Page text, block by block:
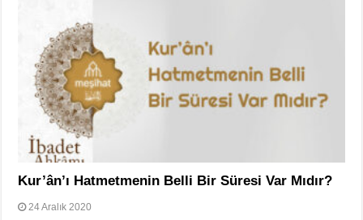
Kur’ân’ı Hatmetmenin Belli Bir Süresi Var Mıdır?
24 Aralık 2020